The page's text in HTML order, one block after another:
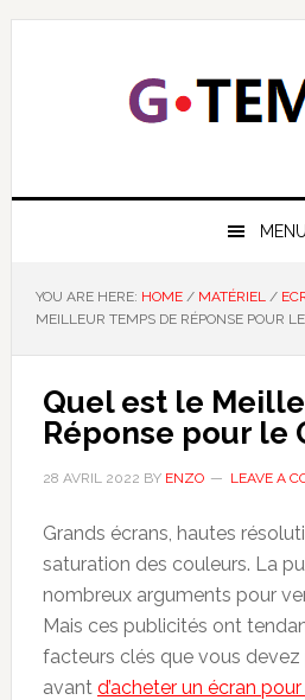
Skip
Skip
Skip
Skip
MENU
YOU ARE HERE: HOME / MATÉRIEL /
MEILLEUR TEMPS DE RÉPONSE POUR
Quel est le
Réponse pour le
28 AVRIL 2022 BY ENZO LEAVE A
Grands écrans, hautes
saturation des couleurs. La
nombreux arguments pour
Mais ces publicités ont
facteurs clés que vous
avant d’acheter un écran